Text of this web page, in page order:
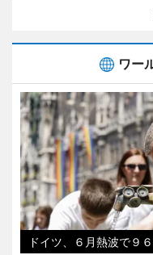
ワー
ドイツ、６月熱波で９